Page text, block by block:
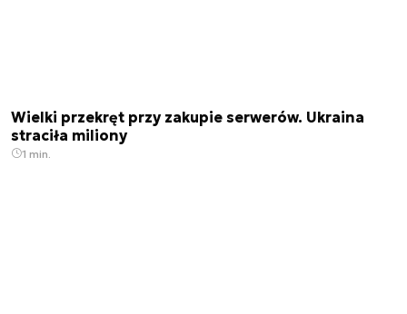
Wielki przekręt przy zakupie serwerów. Ukraina
straciła miliony
1 min.